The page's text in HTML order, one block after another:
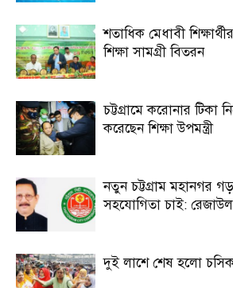
শতাধিক মেধাবী
শিক্ষা সামগ্রী বিতরন
চট্টগ্রামে করোনার টিকা
করেছেন শিক্ষা উপমন্ত্রী
নতুন চট্টগ্রাম মহানগর
সহযোগিতা চাই:
দুই লাশে শেষ হলো চসিক